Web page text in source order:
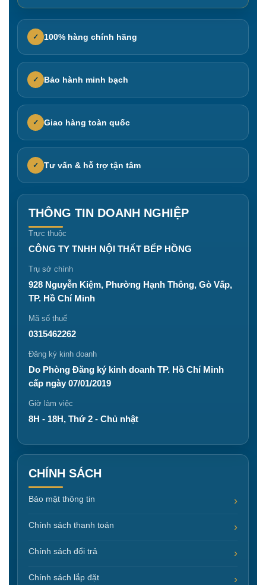
✓ 100% hàng chính hãng
✓ Bảo hành minh bạch
✓ Giao hàng toàn quốc
✓ Tư vấn & hỗ trợ tận tâm
THÔNG TIN DOANH NGHIỆP
Trực thuộc
CÔNG TY TNHH NỘI THẤT BẾP HỒNG
Trụ sở chính
928 Nguyễn Kiệm, Phường Hạnh Thông, Gò Vấp,
TP. Hồ Chí Minh
Mã số thuế
0315462262
Đăng ký kinh doanh
Do Phòng Đăng ký kinh doanh TP. Hồ Chí Minh
cấp ngày 07/01/2019
Giờ làm việc
8H - 18H, Thứ 2 - Chủ nhật
CHÍNH SÁCH
Bảo mật thông tin
Chính sách thanh toán
Chính sách đổi trả
Chính sách lắp đặt